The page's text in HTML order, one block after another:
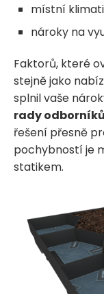
místní
nároky na
Faktorů, které
stejně jako
splnil vaše
rady odborníků
řešení přesně
pochybností je
statikem.